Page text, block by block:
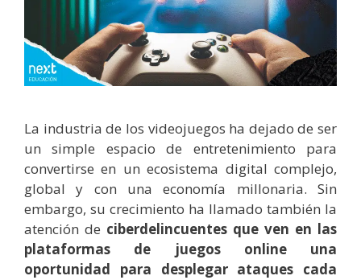
La industria de los videojuegos ha dejado de ser
un simple espacio de entretenimiento para
convertirse en un ecosistema digital complejo,
global y con una economía millonaria. Sin
embargo, su crecimiento ha llamado también la
atención de ciberdelincuentes que ven en las
plataformas de juegos online una
oportunidad para desplegar ataques cada